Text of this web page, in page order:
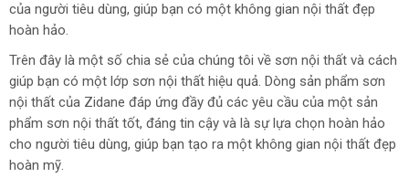
của người tiêu dùng, giúp bạn có một không gian nội thất đẹp
hoàn hảo.
Trên đây là một số chia sẻ của chúng tôi về sơn nội thất và cách
giúp bạn có một lớp sơn nội thất hiệu quả. Dòng sản phẩm sơn
nội thất của Zidane đáp ứng đầy đủ các yêu cầu của một sản
phẩm sơn nội thất tốt, đáng tin cậy và là sự lựa chọn hoàn hảo
cho người tiêu dùng, giúp bạn tạo ra một không gian nội thất đẹp
hoàn mỹ.